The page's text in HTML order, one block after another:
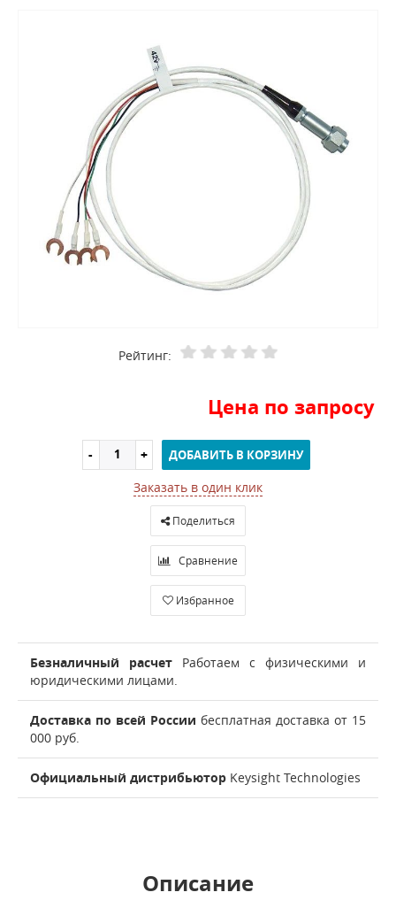
Рейтинг:
Цена по запросу
ДОБАВИТЬ В КОРЗИНУ
Заказать в один клик
Поделиться
Сравнение
Избранное
Безналичный расчет Работаем с физическими и
юридическими лицами.
Доставка по всей России бесплатная доставка от 15
000 руб.
Официальный дистрибьютор Keysight Technologies
Описание